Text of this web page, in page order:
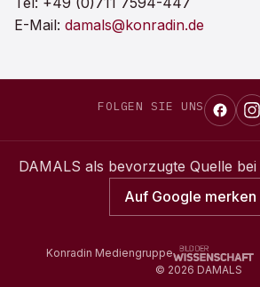
E-Mail: damals@konradin.de
FOLGEN SIE UNS
DAMALS als bevorzugte Quelle
Auf Google
Konradin Mediengruppe
© 2026 DAMALS